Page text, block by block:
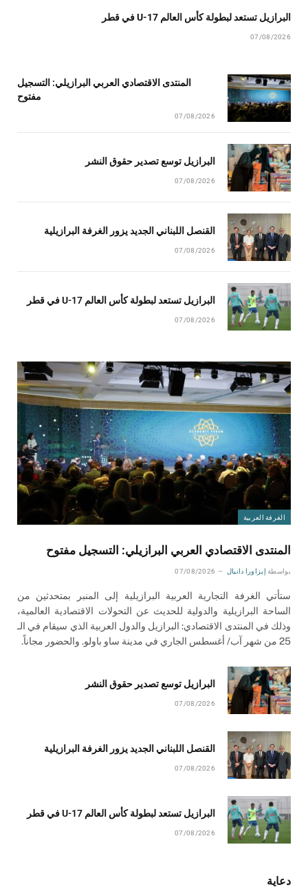
البرازيل تستعد لبطولة كأس العالم U-17 في قطر
07/08/2026
المنتدى الاقتصادي العربي البرازيلي: التسجيل
مفتوح
07/08/2026
البرازيل توسع تصدير حقوق النشر
07/08/2026
القنصل اللبناني الجديد يزور الغرفة البرازيلية
07/08/2026
البرازيل تستعد لبطولة كأس العالم U-17 في قطر
07/08/2026
الغرفة العربية
المنتدى الاقتصادي العربي البرازيلي: التسجيل مفتوح
بواسطة إيزاورا دانيال 07/08/2026
ستأتي الغرفة التجارية العربية البرازيلية إلى المنبر بمتحدثين من
الساحة البرازيلية والدولية للحديث عن التحولات الاقتصادية العالمية،
وذلك في المنتدى الاقتصادي: البرازيل والدول العربية الذي سيقام في الـ
25 من شهر آب/ أغسطس الجاري في مدينة ساو باولو. والحضور مجاناً.
البرازيل توسع تصدير حقوق النشر
07/08/2026
القنصل اللبناني الجديد يزور الغرفة البرازيلية
07/08/2026
البرازيل تستعد لبطولة كأس العالم U-17 في قطر
07/08/2026
دعاية